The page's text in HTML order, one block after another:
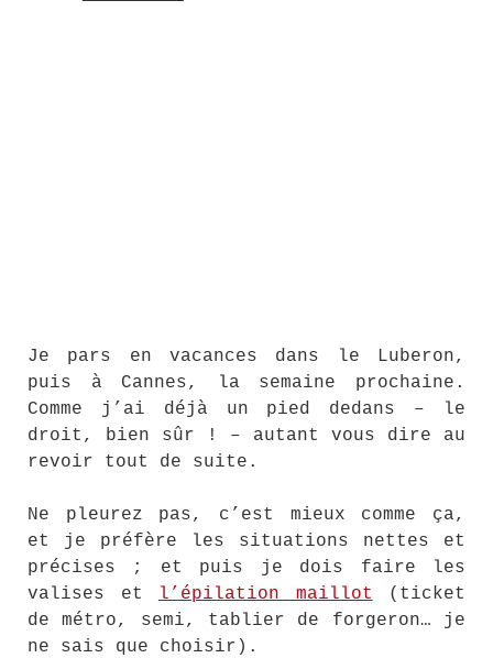
Je pars en vacances dans le Luberon,
puis à Cannes, la semaine prochaine.
Comme j’ai déjà un pied dedans – le
droit, bien sûr ! – autant vous dire au
revoir tout de suite.
Ne pleurez pas, c’est mieux comme ça,
et je préfère les situations nettes et
précises ; et puis je dois faire les
valises et
l’épilation maillot (ticket
de métro, semi, tablier de forgeron… je
ne sais que choisir).